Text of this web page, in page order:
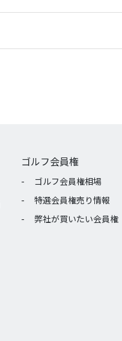
ゴルフ会員権
ゴルフ会員権相場
特選会員権売り情報
弊社が買いたい会員権